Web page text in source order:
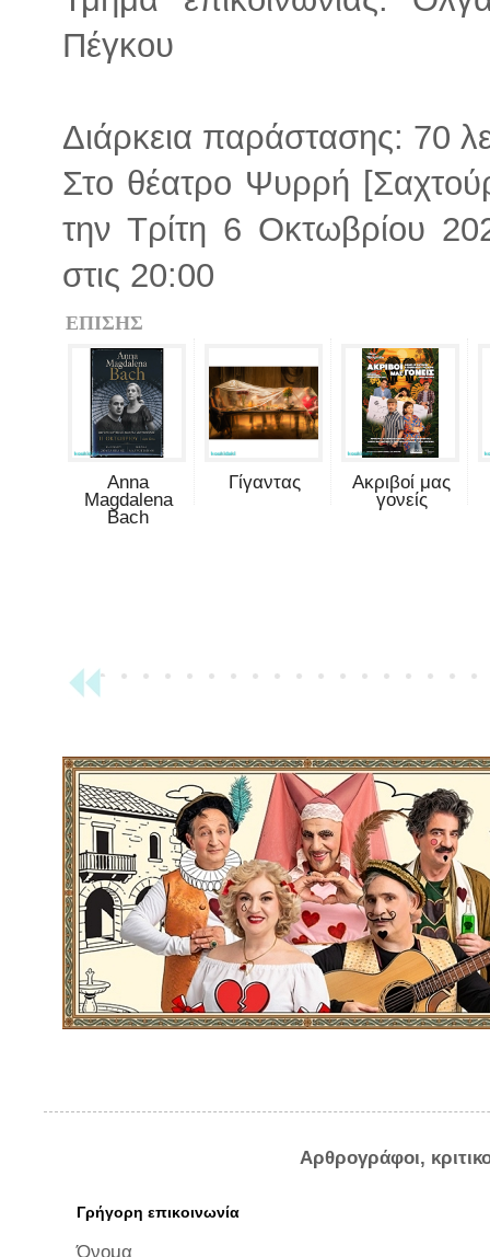
Πέγκου
Διάρκεια παράστασης: 70
Στο θέατρο Ψυρρή
την Τρίτη 6 Οκτωβρίου
στις 20:00
ΕΠΙΣΗΣ
Anna
Magdalena
Bach
Γίγαντας
Ακριβοί μας
γονείς
Αρθρογράφοι,
Γρήγορη επικοινωνία
Όνομα